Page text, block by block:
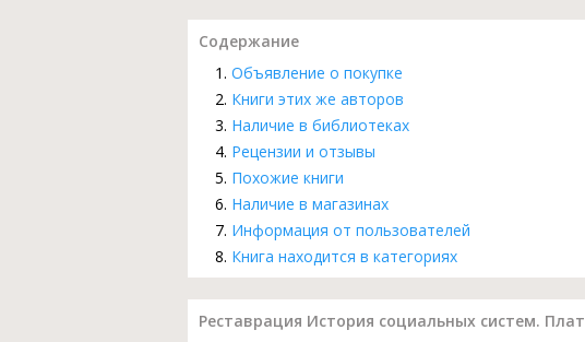
Содержание
Объявление о покупке
Книги этих же авторов
Наличие в библиотеках
Рецензии и отзывы
Похожие книги
Наличие в магазинах
Информация от пользователей
Книга находится в категориях
Реставрация История социальных систем.